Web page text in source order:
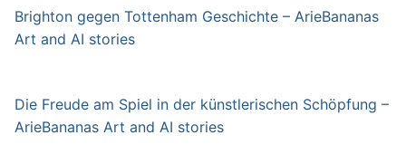
Brighton gegen Tottenham Geschichte – ArieBananas
Art and AI stories
Die Freude am Spiel in der künstlerischen Schöpfung –
ArieBananas Art and AI stories